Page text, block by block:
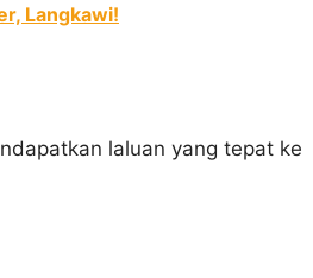
Langkawi!
laluan yang tepat ke